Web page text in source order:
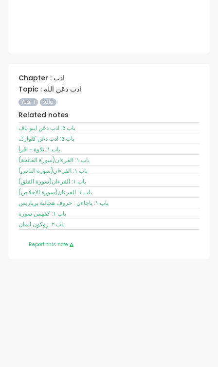
Chapter : ادب
Topic : ادب دڠن الله
Year 1 Kafa
Related notes
باب ٥: ادب دڠن ايبو باڤ
باب ٥: ادب دڠن کلوارݢ
باب ١: تلاوة - اقرأ
(سورة الفاتحة)باب ١: القرءان
(سورة الناس)باب ١: القرءان
(سورة الفلق)باب ١: القرءان
(سورة الإخلاص)باب ١: القرءان
باب ١: باچاءن : حروف هجائية برباريس
باب ١: كفهمن سوره
باب ٢: روكون ايمان
Report this note